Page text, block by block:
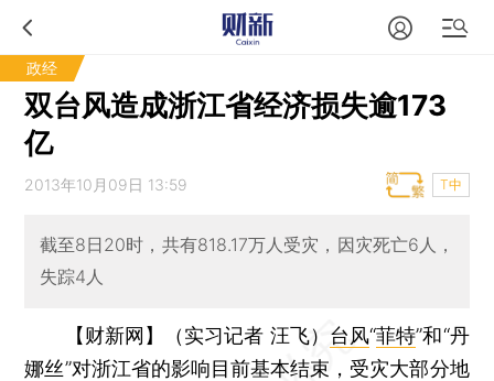
政经
双台风造成浙江省经济损失逾173
亿
2013年10月09日 13:59 T中
截至8日20时，共有818.17万人受灾，因灾死亡6人，
失踪4人
【财新网】（实习记者 汪飞） 台风“菲特”和“丹
娜丝”对浙江省的影响目前基本结束，受灾大部分地